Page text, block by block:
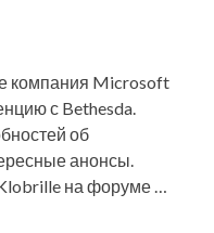
компания Microsoft
с Bethesda.
об
анонсы.
на форуме …